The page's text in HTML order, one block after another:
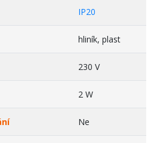
IP20
hliník, plast
230 V
2 W
Ne